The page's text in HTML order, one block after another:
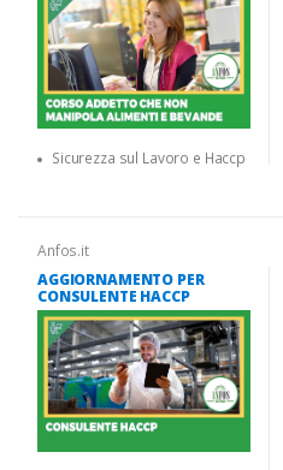
Sicurezza sul Lavoro e Haccp
Anfos.it
AGGIORNAMENTO PER
CONSULENTE HACCP